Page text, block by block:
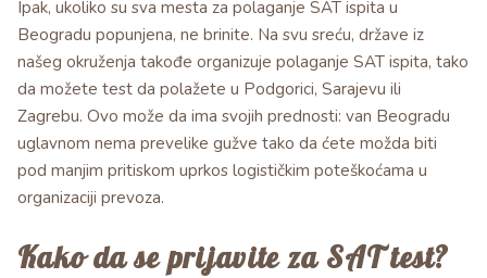
Ipak, ukoliko su sva mesta za polaganje SAT ispita u
Beogradu popunjena, ne brinite. Na svu sreću, države iz
našeg okruženja takođe organizuje polaganje SAT ispita, tako
da možete test da polažete u Podgorici, Sarajevu ili
Zagrebu. Ovo može da ima svojih prednosti: van Beogradu
uglavnom nema prevelike gužve tako da ćete možda biti
pod manjim pritiskom uprkos logističkim poteškoćama u
organizaciji prevoza.
Kako da se prijavite za SAT test?